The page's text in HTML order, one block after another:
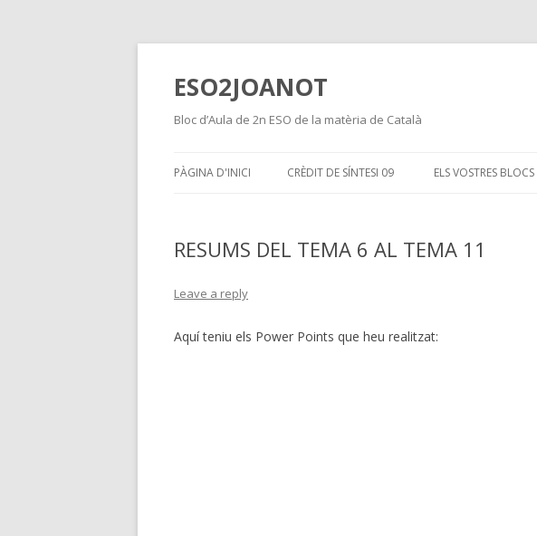
ESO2JOANOT
Bloc d’Aula de 2n ESO de la matèria de Català
PÀGINA D'INICI CRÈDIT DE SÍNTESI 09 ELS VOSTRES BLOCS
RESUMS DEL TEMA 6 AL TEMA 11
Leave a reply
Aquí teniu els Power Points que heu realitzat: